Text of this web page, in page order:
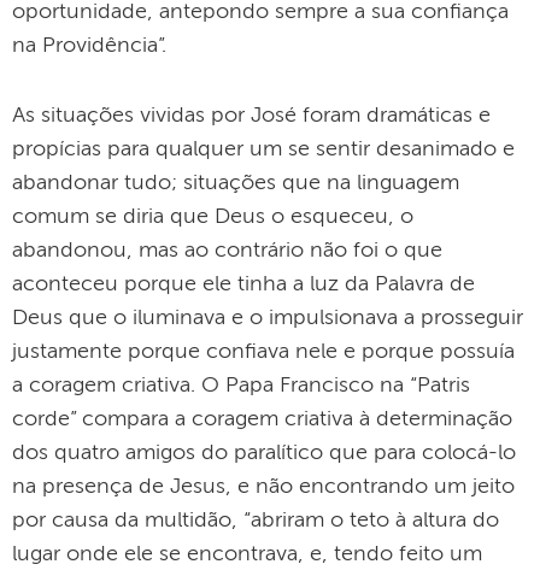
oportunidade, antepondo sempre a sua confiança
na Providência”.
As situações vividas por José foram dramáticas e
propícias para qualquer um se sentir desanimado e
abandonar tudo; situações que na linguagem
comum se diria que Deus o esqueceu, o
abandonou, mas ao contrário não foi o que
aconteceu porque ele tinha a luz da Palavra de
Deus que o iluminava e o impulsionava a prosseguir
justamente porque confiava nele e porque possuía
a coragem criativa. O Papa Francisco na “Patris
corde” compara a coragem criativa à determinação
dos quatro amigos do paralítico que para colocá-lo
na presença de Jesus, e não encontrando um jeito
por causa da multidão, “abriram o teto à altura do
lugar onde ele se encontrava, e, tendo feito um